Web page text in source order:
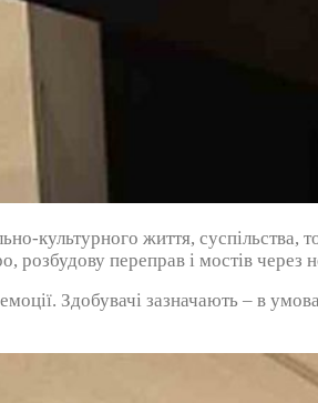
культурного життя,
розбудову переправ і мостів через
Здобувачі зазначають – в